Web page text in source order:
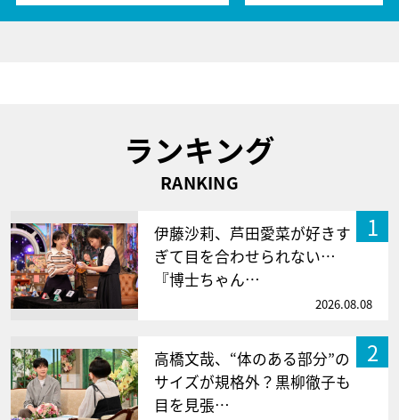
ランキング
RANKING
1
伊藤沙莉、芦田愛菜が好きす
ぎて目を合わせられない…
『博士ちゃん…
2026.08.08
2
高橋文哉、“体のある部分”の
サイズが規格外？黒柳徹子も
目を見張…